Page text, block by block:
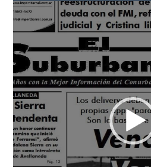
Reproductor
de
vídeo